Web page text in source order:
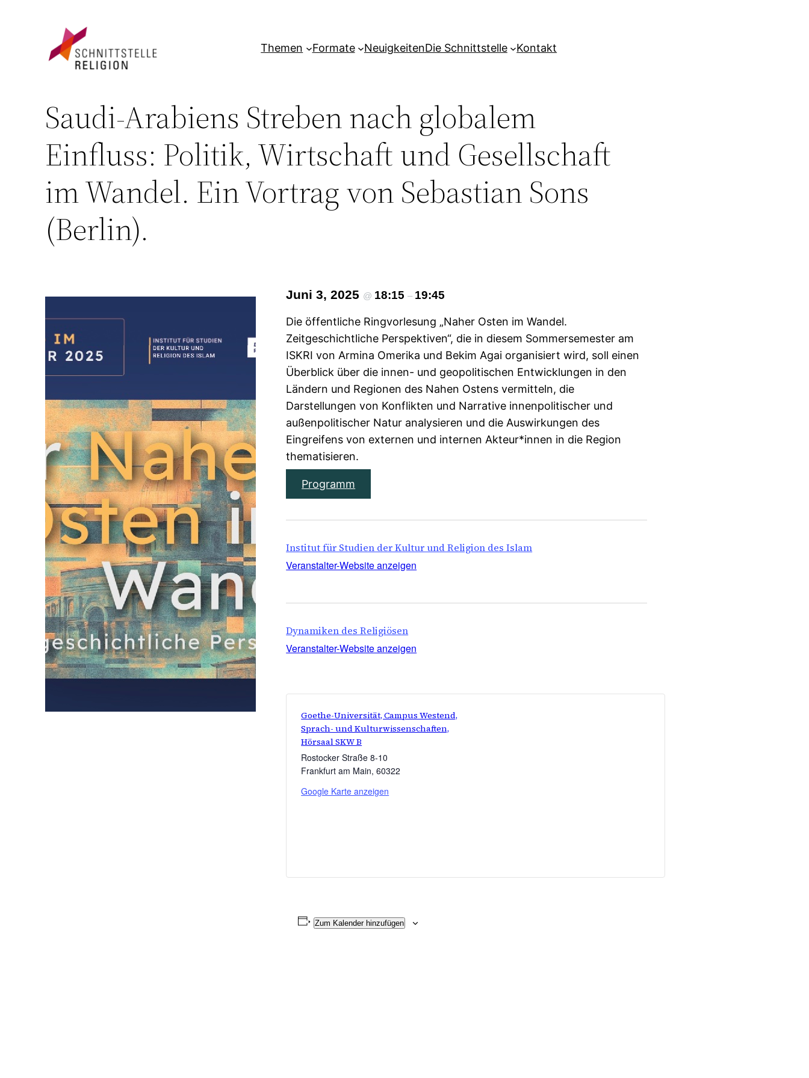
Themen Formate NeuigkeitenDie Schnittstelle Kontakt
Saudi-Arabiens Streben nach globalem
Einfluss: Politik, Wirtschaft und Gesellschaft
im Wandel. Ein Vortrag von Sebastian Sons
(Berlin).
Juni 3, 2025 @ 18:15– 19:45
Die öffentliche Ringvorlesung „Naher Osten im Wandel.
Zeitgeschichtliche Perspektiven“, die in diesem Sommersemester am
ISKRI von Armina Omerika und Bekim Agai organisiert wird, soll einen
Überblick über die innen- und geopolitischen Entwicklungen in den
Ländern und Regionen des Nahen Ostens vermitteln, die
Darstellungen von Konflikten und Narrative innenpolitischer und
außenpolitischer Natur analysieren und die Auswirkungen des
Eingreifens von externen und internen Akteur*innen in die Region
thematisieren.
Programm
Institut für Studien der Kultur und Religion des Islam
Veranstalter-Website anzeigen
Dynamiken des Religiösen
Veranstalter-Website anzeigen
Goethe-Universität, Campus Westend,
Sprach- und Kulturwissenschaften,
Hörsaal SKW B
Rostocker Straße 8-10
Frankfurt am Main, 60322
Google Karte anzeigen
Zum Kalender hinzufügen